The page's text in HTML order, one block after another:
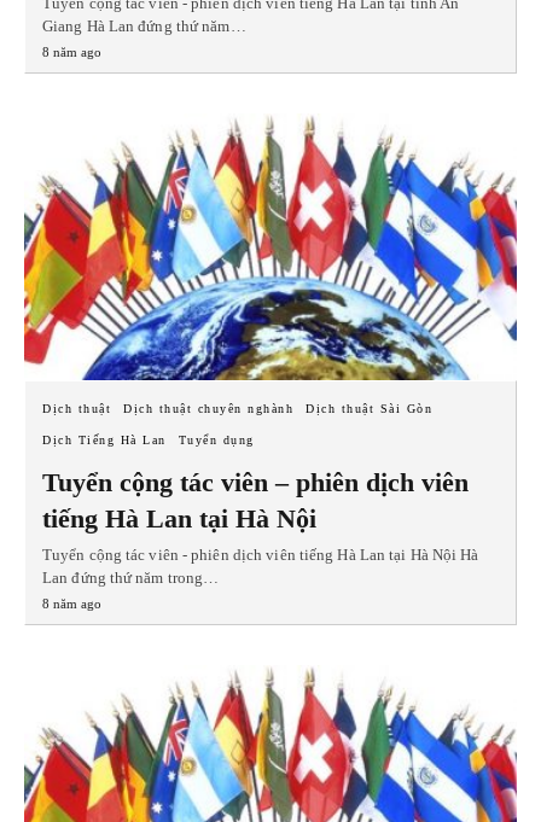
Giang Hà Lan đứng thứ năm…
8 năm ago
Dịch thuật Dịch thuật chuyên nghành Dịch thuật Sài Gòn
Dịch Tiếng Hà Lan Tuyển dụng
Tuyển cộng tác viên – phiên dịch viên
tiếng Hà Lan tại Hà Nội
Tuyển cộng tác viên - phiên dịch viên tiếng Hà Lan tại Hà Nội Hà
Lan đứng thứ năm trong…
8 năm ago